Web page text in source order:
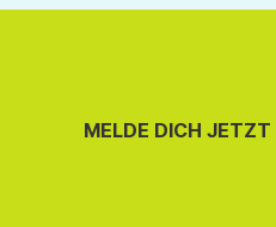
MELDE DICH JETZT